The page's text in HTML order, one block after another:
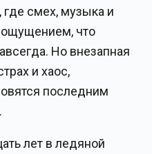
где смех, музыка и
что
Но внезапная
и хаос,
последним
лет в ледяной